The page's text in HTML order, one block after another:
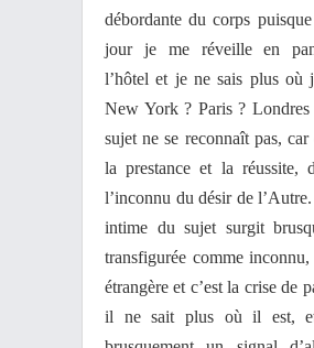
débordante du corps
jour je me réveille en
l’hôtel et je ne sais plus où
New York ? Paris ?
sujet ne se reconnaît pas, car
la prestance et la réussite,
l’inconnu du désir de
intime du sujet surgit
transfigurée comme
étrangère et c’est la crise de
il ne sait plus où il est,